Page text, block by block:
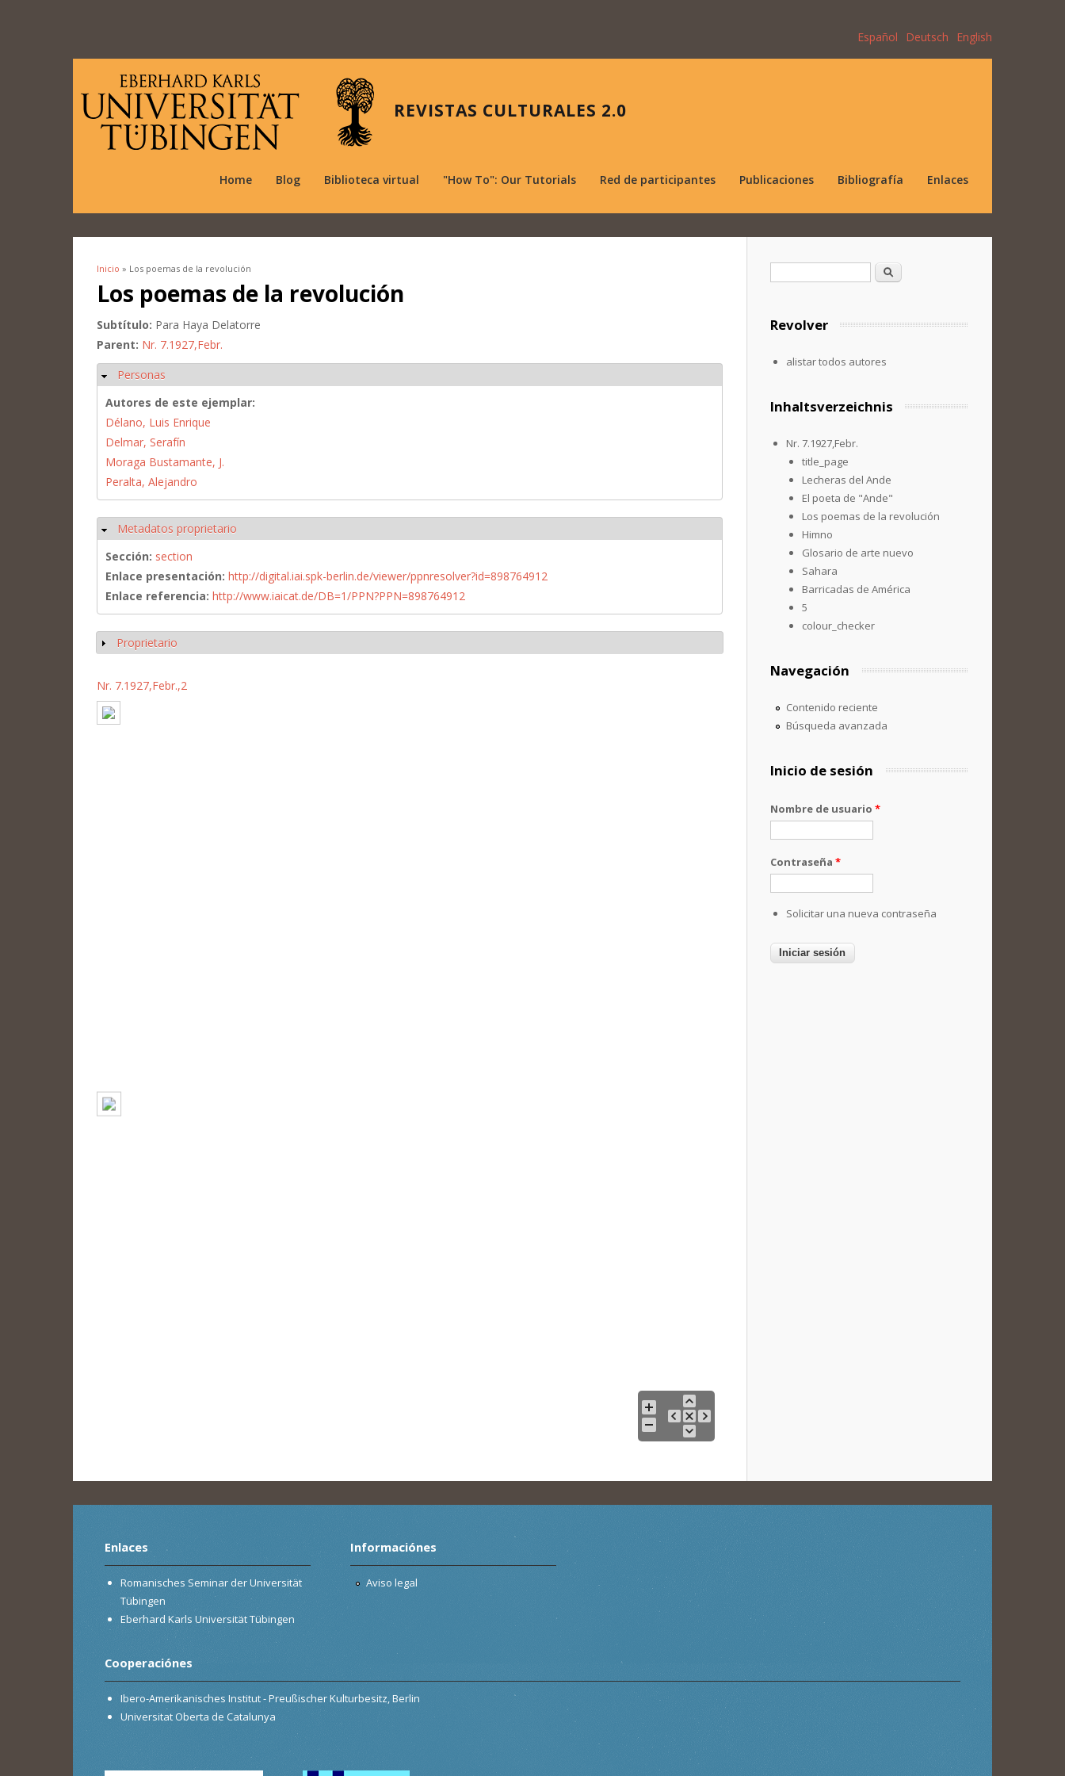
Español Deutsch English
REVISTAS CULTURALES 2.0
Home Blog Biblioteca virtual "How To": Our Tutorials Red de participantes Publicaciones Bibliografía Enlaces
Se encuentra usted aquí
Inicio » Los poemas de la revolución
Los poemas de la revolución
Subtítulo: Para Haya Delatorre
Parent: Nr. 7.1927,Febr.
Ocultar
Personas
Autores de este ejemplar:
Délano, Luis Enrique
Delmar, Serafín
Moraga Bustamante, J.
Peralta, Alejandro
Ocultar
Metadatos proprietario
Sección: section
Enlace presentación: http://digital.iai.spk-berlin.de/viewer/ppnresolver?id=898764912
Enlace referencia: http://www.iaicat.de/DB=1/PPN?PPN=898764912
Mostrar
Proprietario
Nr. 7.1927,Febr.,2
Formulario de búsqueda
Buscar
Revolver
alistar todos autores
Inhaltsverzeichnis
Nr. 7.1927,Febr.
title_page
Lecheras del Ande
El poeta de "Ande"
Los poemas de la revolución
Himno
Glosario de arte nuevo
Sahara
Barricadas de América
5
colour_checker
Navegación
Contenido reciente
Búsqueda avanzada
Inicio de sesión
Nombre de usuario *
Contraseña *
Solicitar una nueva contraseña
Enlaces
Romanisches Seminar der Universität
Tübingen
Eberhard Karls Universität Tübingen
Informaciónes
Aviso legal
Cooperaciónes
Ibero-Amerikanisches Institut - Preußischer Kulturbesitz, Berlin
Universitat Oberta de Catalunya